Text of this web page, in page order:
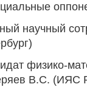
научный
физико-
B.C. (ИЯС